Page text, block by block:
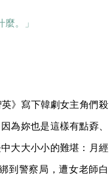
。」
》寫下韓劇女主角們殺
為妳也是這樣有點孬、
大大小小的難堪：月經
到警察局，遭女老師白